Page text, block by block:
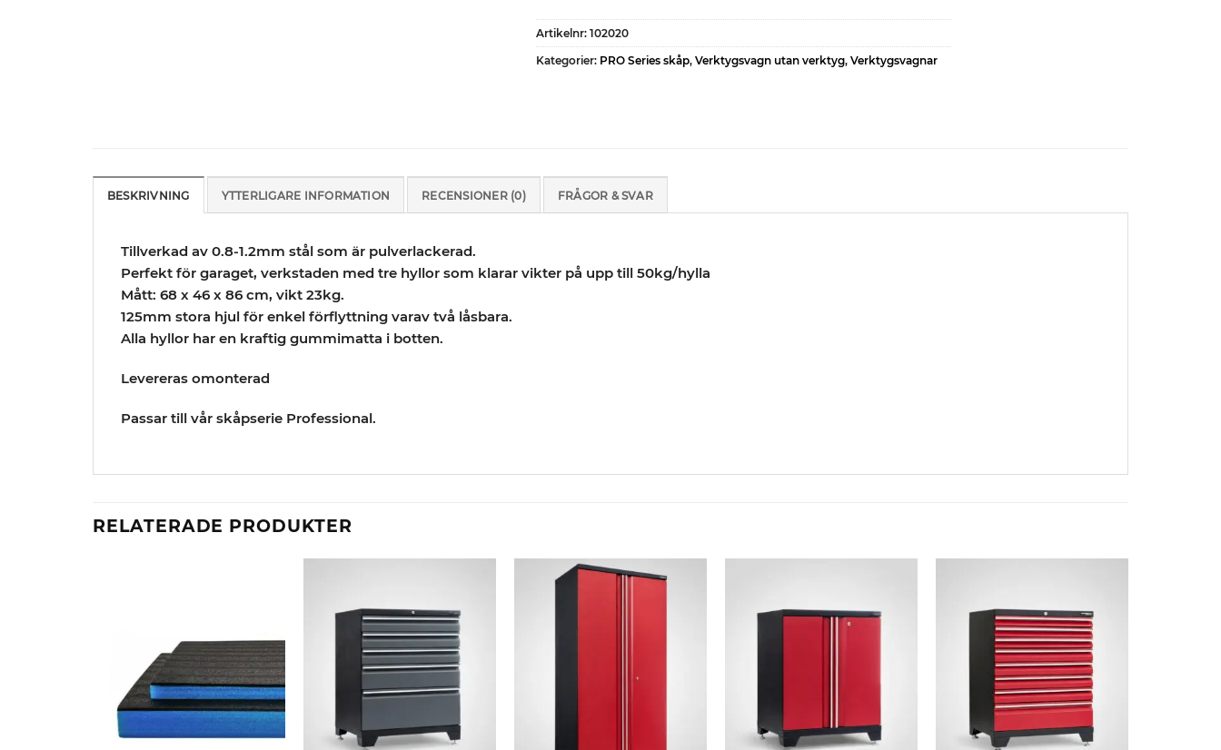
Artikelnr: 102020
Kategorier: PRO Series skåp, Verktygsvagn utan verktyg, Verktygsvagnar
BESKRIVNING YTTERLIGARE INFORMATION RECENSIONER (0) FRÅGOR & SVAR
Tillverkad av 0.8-1.2mm stål som är pulverlackerad.
Perfekt för garaget, verkstaden med tre hyllor som klarar vikter på upp till 50kg/hylla
Mått: 68 x 46 x 86 cm, vikt 23kg.
125mm stora hjul för enkel förflyttning varav två låsbara.
Alla hyllor har en kraftig gummimatta i botten.
Levereras omonterad
Passar till vår skåpserie Professional.
RELATERADE PRODUKTER